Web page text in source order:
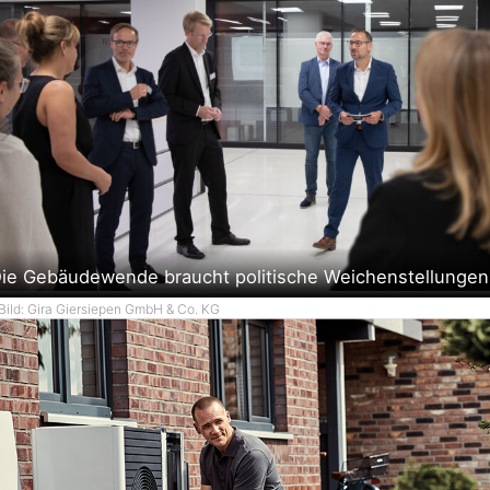
Gebäudewende braucht politische Weichenstellungen
Gira Giersiepen GmbH & Co. KG